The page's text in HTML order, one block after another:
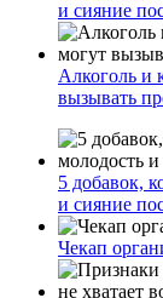
и сияние
Алкоголь и
вызывать
5 добавок,
и сияние
Чекап